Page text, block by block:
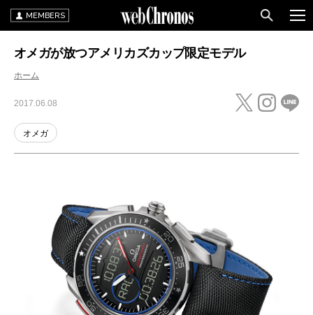
MEMBERS
オメガが放つアメリカズカップ限定モデル
ホーム
2017.06.08
オメガ